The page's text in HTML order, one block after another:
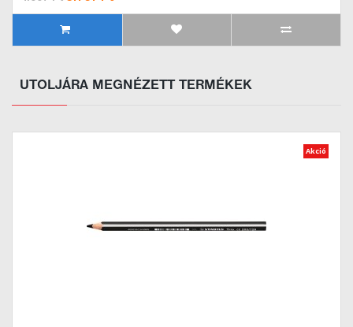
UTOLJÁRA MEGNÉZETT TERMÉKEK
Akció